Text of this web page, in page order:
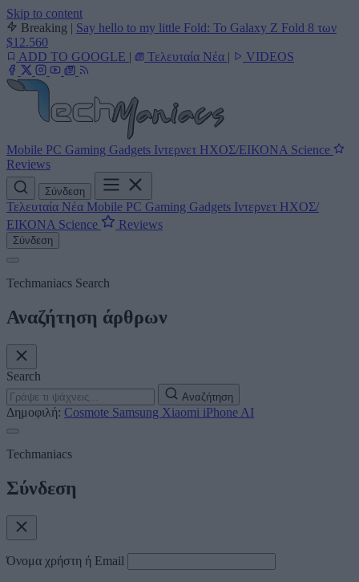
Skip to content
Breaking | Say hello to my little Fold: Το Galaxy Z Fold 8 των
$12.560
ADD TO GOOGLE | Τελευταία Νέα | VIDEOS
Mobile PC Gaming Gadgets Ιντερνετ ΗΧΟΣ/ΕΙΚΟΝΑ Science
Reviews
Σύνδεση
Τελευταία Νέα Mobile PC Gaming Gadgets Ιντερνετ ΗΧΟΣ/
ΕΙΚΟΝΑ Science Reviews
Σύνδεση
Techmaniacs Search
Αναζήτηση άρθρων
Search
Αναζήτηση
Δημοφιλή: Cosmote Samsung Xiaomi iPhone AI
Techmaniacs
Σύνδεση
Όνομα χρήστη ή Email